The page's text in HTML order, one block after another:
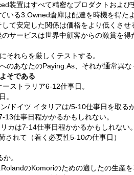
装置はすべて精密なプロダクトおよ
いる3.Owned倉庫は配達を時機を得た
て安定した関係は価格をより低くさせ
サービスは世界中顧客からの激賞を得
それらを厳しくテストする。
のあなたのpaying.as、それが通常異
そである
ストラリア6-12仕事日。
。
/ドイツ イタリアは/5-10仕事日を取る
13仕事日程かかるかもしれない。
カは7-14仕事日程かかるかもしれない。
されて（着く必要性5-10の仕事日）
。
のkomoriのための適したの生産